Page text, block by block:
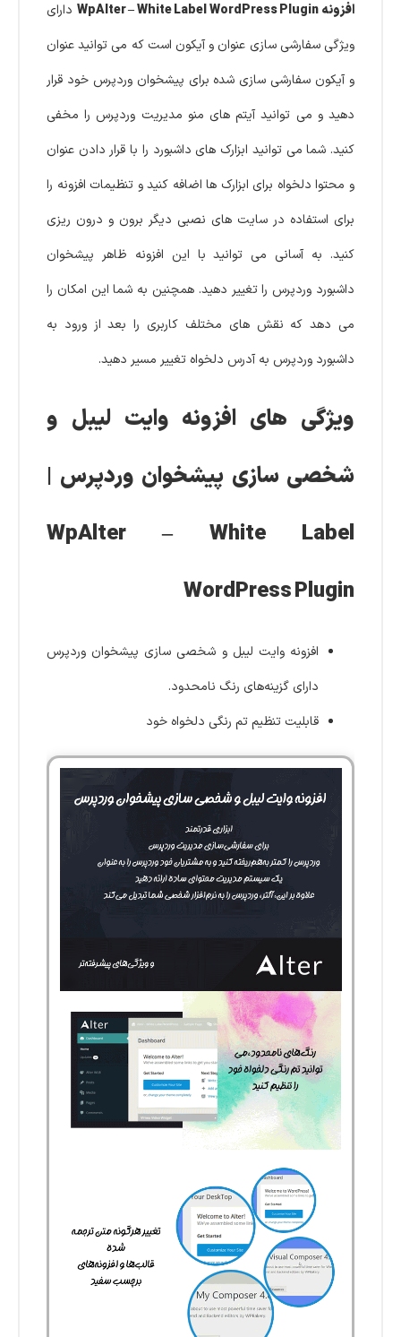
افزونه WpAlter – White Label WordPress Plugin
دارای
ویژگی سفارشی سازی عنوان و آیکون است که می توانید عنوان
و آیکون سفارشی سازی شده برای پیشخوان وردپرس خود قرار
دهید و می توانید آیتم های منو مدیریت وردپرس را مخفی
کنید. شما می توانید ابزارک های داشبورد را با قرار دادن عنوان
و محتوا دلخواه برای ابزارک ها اضافه کنید و تنظیمات افزونه را
برای استفاده در سایت های نصبی دیگر برون و درون ریزی
کنید. به آسانی می توانید با این افزونه ظاهر پیشخوان
داشبورد وردپرس را تغییر دهید. همچنین به شما این امکان را
می دهد که نقش های مختلف کاربری را بعد از ورود به
داشبورد وردپرس به آدرس دلخواه تغییر مسیر دهید.
ویژگی های افزونه وایت ‌لیبل و
شخصی ‌سازی پیشخوان وردپرس |
WpAlter – White Label
WordPress Plugin
افزونه وایت ‌لیبل و شخصی ‌سازی پیشخوان وردپرس
دارای گزینه‌های رنگ نامحدود.
قابلیت تنظیم تم رنگی دلخواه خود